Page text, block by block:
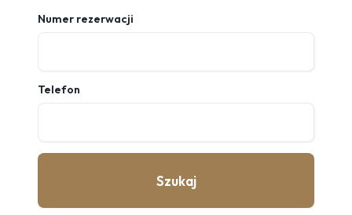
Numer rezerwacji
Telefon
Szukaj